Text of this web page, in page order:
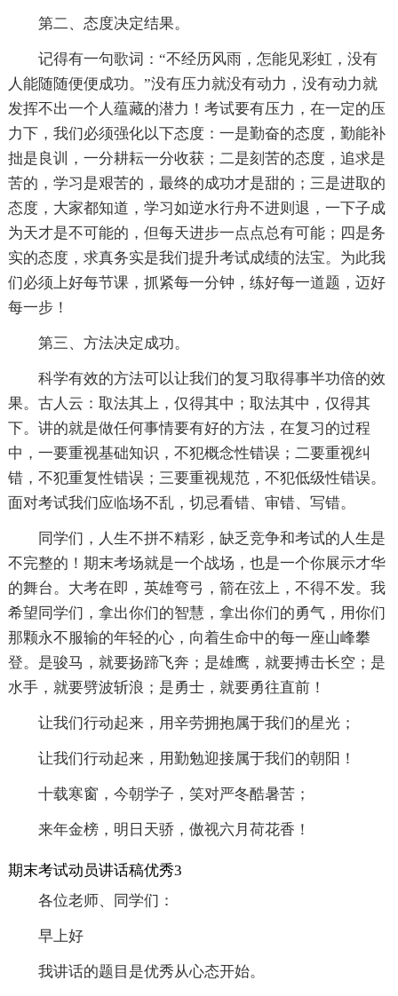
第二、态度决定结果。
记得有一句歌词：“不经历风雨，怎能见彩虹，没有
人能随随便便成功。”没有压力就没有动力，没有动力就
发挥不出一个人蕴藏的潜力！考试要有压力，在一定的压
力下，我们必须强化以下态度：一是勤奋的态度，勤能补
拙是良训，一分耕耘一分收获；二是刻苦的态度，追求是
苦的，学习是艰苦的，最终的成功才是甜的；三是进取的
态度，大家都知道，学习如逆水行舟不进则退，一下子成
为天才是不可能的，但每天进步一点点总有可能；四是务
实的态度，求真务实是我们提升考试成绩的法宝。为此我
们必须上好每节课，抓紧每一分钟，练好每一道题，迈好
每一步！
第三、方法决定成功。
科学有效的方法可以让我们的复习取得事半功倍的效
果。古人云：取法其上，仅得其中；取法其中，仅得其
下。讲的就是做任何事情要有好的方法，在复习的过程
中，一要重视基础知识，不犯概念性错误；二要重视纠
错，不犯重复性错误；三要重视规范，不犯低级性错误。
面对考试我们应临场不乱，切忌看错、审错、写错。
同学们，人生不拼不精彩，缺乏竞争和考试的人生是
不完整的！期末考场就是一个战场，也是一个你展示才华
的舞台。大考在即，英雄弯弓，箭在弦上，不得不发。我
希望同学们，拿出你们的智慧，拿出你们的勇气，用你们
那颗永不服输的年轻的心，向着生命中的每一座山峰攀
登。是骏马，就要扬蹄飞奔；是雄鹰，就要搏击长空；是
水手，就要劈波斩浪；是勇士，就要勇往直前！
让我们行动起来，用辛劳拥抱属于我们的星光；
让我们行动起来，用勤勉迎接属于我们的朝阳！
十载寒窗，今朝学子，笑对严冬酷暑苦；
来年金榜，明日天骄，傲视六月荷花香！
期末考试动员讲话稿优秀3
各位老师、同学们：
早上好
我讲话的题目是优秀从心态开始。